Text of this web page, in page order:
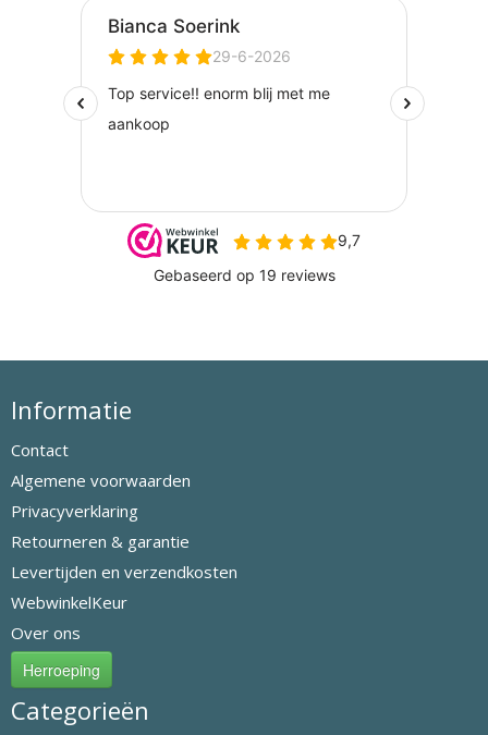
Informatie
Contact
Algemene voorwaarden
Privacyverklaring
Retourneren & garantie
Levertijden en verzendkosten
WebwinkelKeur
Over ons
Herroeping
Categorieën